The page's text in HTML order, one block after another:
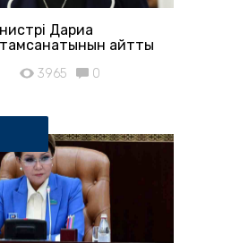
Дариға
тамсанатынын айтты
3965 0